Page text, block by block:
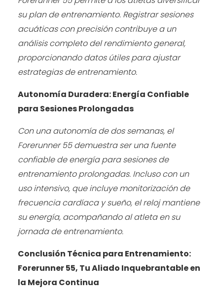
su plan de entrenamiento. Registrar sesiones
acuáticas con precisión contribuye a un
análisis completo del rendimiento general,
proporcionando datos útiles para ajustar
estrategias de entrenamiento.
Autonomía Duradera: Energía Confiable
para Sesiones Prolongadas
Con una autonomía de dos semanas, el
Forerunner 55 demuestra ser una fuente
confiable de energía para sesiones de
entrenamiento prolongadas. Incluso con un
uso intensivo, que incluye monitorización de
frecuencia cardíaca y sueño, el reloj mantiene
su energía, acompañando al atleta en su
jornada de entrenamiento.
Conclusión Técnica para Entrenamiento:
Forerunner 55, Tu Aliado Inquebrantable en
la Mejora Continua